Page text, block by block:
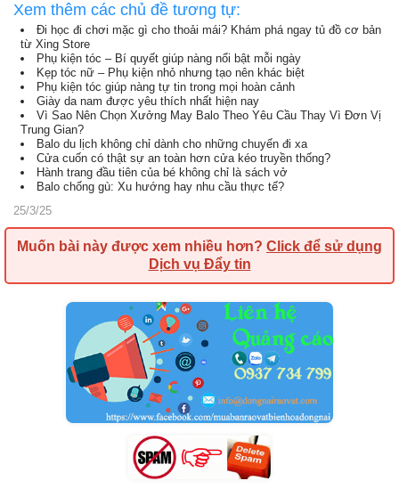
Xem thêm các chủ đề tương tự:
Đi học đi chơi mặc gì cho thoải mái? Khám phá ngay tủ đồ cơ bản
từ Xing Store
Phụ kiện tóc – Bí quyết giúp nàng nổi bật mỗi ngày
Kẹp tóc nữ – Phụ kiện nhỏ nhưng tạo nên khác biệt
Phụ kiện tóc giúp nàng tự tin trong mọi hoàn cảnh
Giày da nam được yêu thích nhất hiện nay
Vì Sao Nên Chọn Xưởng May Balo Theo Yêu Cầu Thay Vì Đơn Vị
Trung Gian?
Balo du lịch không chỉ dành cho những chuyến đi xa
Cửa cuốn có thật sự an toàn hơn cửa kéo truyền thống?
Hành trang đầu tiên của bé không chỉ là sách vở
Balo chống gù: Xu hướng hay nhu cầu thực tế?
25/3/25
Muốn bài này được xem nhiều hơn? Click để sử dụng
Dịch vụ Đẩy tin